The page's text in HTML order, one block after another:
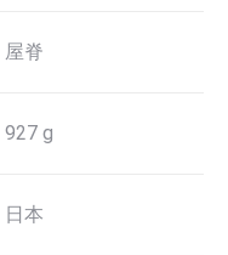
屋脊
927 g
日本